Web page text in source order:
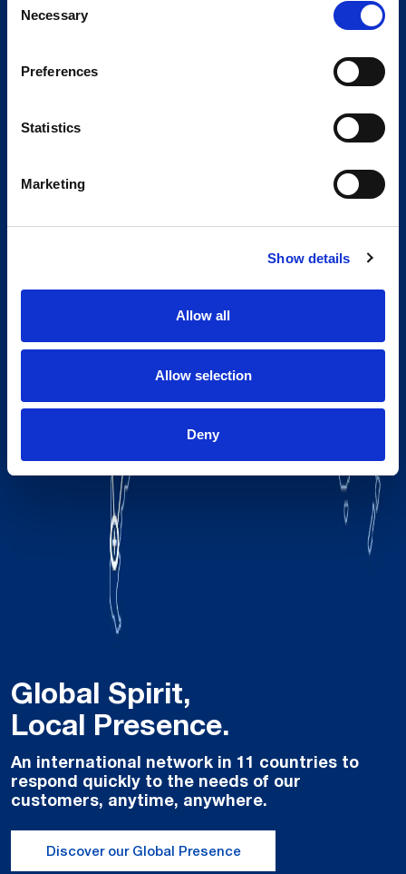
Selection
Necessary
Preferences
Statistics
Marketing
Show details
Allow all
Allow selection
Deny
Global Spirit,
Local Presence.
An international network in 11 countries to
respond quickly to the needs of our
customers, anytime, anywhere.
Discover our Global Presence